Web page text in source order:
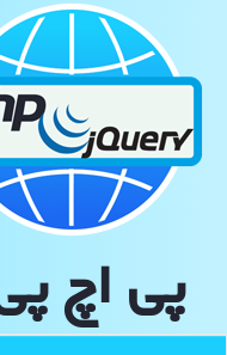
پی اچ